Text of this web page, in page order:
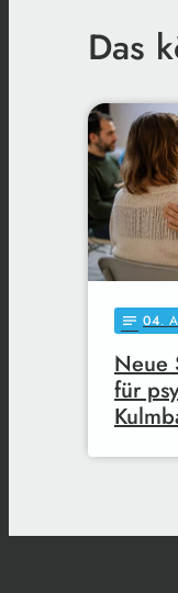
Das
notes 04.
Neue
für